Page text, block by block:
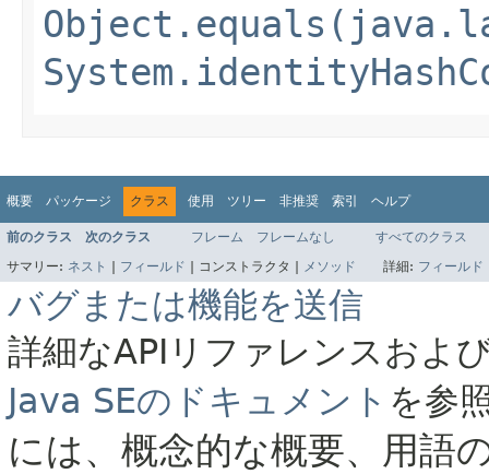
概要 パッケージ クラス 使用 ツリー 非推奨 索引 ヘルプ
前のクラス 次のクラス フレーム フレームなし
すべてのクラス
サマリー: ネスト フィールド コンストラクタ | メソッド 詳細: フィールド
バグまたは機能を送信
詳細なAPIリファレンスおよ
Java SEのドキュメント を参
には、概念的な概要、用語